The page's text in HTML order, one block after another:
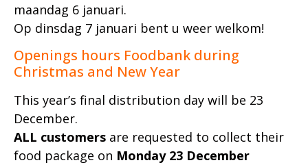
maandag 6 januari.
Op dinsdag 7 januari bent u weer welkom!
Openings hours Foodbank during
Christmas and New Year
This year’s final distribution day will be 23
December.
ALL customers are requested to collect their
food package on Monday 23 December